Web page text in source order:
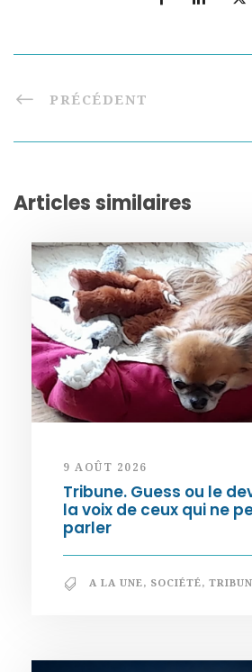
PRÉCÉDENT
Articles similaires
9 AOÛT 2026
Tribune. Guess ou le
la voix de ceux qui ne
parler
A LA UNE, SOCIÉTÉ,